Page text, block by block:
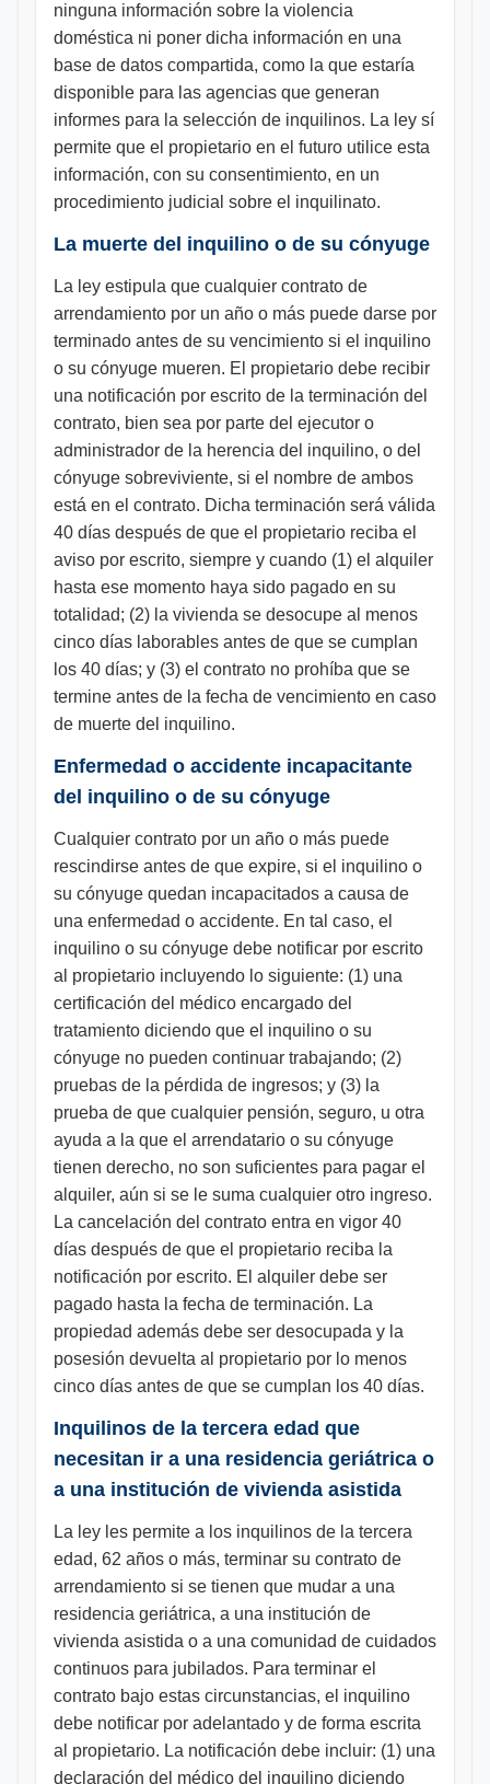
ninguna información sobre la violencia
doméstica ni poner dicha información en una
base de datos compartida, como la que estaría
disponible para las agencias que generan
informes para la selección de inquilinos. La ley sí
permite que el propietario en el futuro utilice esta
información, con su consentimiento, en un
procedimiento judicial sobre el inquilinato.
La muerte del inquilino o de su cónyuge
La ley estipula que cualquier contrato de
arrendamiento por un año o más puede darse por
terminado antes de su vencimiento si el inquilino
o su cónyuge mueren. El propietario debe recibir
una notificación por escrito de la terminación del
contrato, bien sea por parte del ejecutor o
administrador de la herencia del inquilino, o del
cónyuge sobreviviente, si el nombre de ambos
está en el contrato. Dicha terminación será válida
40 días después de que el propietario reciba el
aviso por escrito, siempre y cuando (1) el alquiler
hasta ese momento haya sido pagado en su
totalidad; (2) la vivienda se desocupe al menos
cinco días laborables antes de que se cumplan
los 40 días; y (3) el contrato no prohíba que se
termine antes de la fecha de vencimiento en caso
de muerte del inquilino.
Enfermedad o accidente incapacitante
del inquilino o de su cónyuge
Cualquier contrato por un año o más puede
rescindirse antes de que expire, si el inquilino o
su cónyuge quedan incapacitados a causa de
una enfermedad o accidente. En tal caso, el
inquilino o su cónyuge debe notificar por escrito
al propietario incluyendo lo siguiente: (1) una
certificación del médico encargado del
tratamiento diciendo que el inquilino o su
cónyuge no pueden continuar trabajando; (2)
pruebas de la pérdida de ingresos; y (3) la
prueba de que cualquier pensión, seguro, u otra
ayuda a la que el arrendatario o su cónyuge
tienen derecho, no son suficientes para pagar el
alquiler, aún si se le suma cualquier otro ingreso.
La cancelación del contrato entra en vigor 40
días después de que el propietario reciba la
notificación por escrito. El alquiler debe ser
pagado hasta la fecha de terminación. La
propiedad además debe ser desocupada y la
posesión devuelta al propietario por lo menos
cinco días antes de que se cumplan los 40 días.
Inquilinos de la tercera edad que
necesitan ir a una residencia geriátrica o
a una institución de vivienda asistida
La ley les permite a los inquilinos de la tercera
edad, 62 años o más, terminar su contrato de
arrendamiento si se tienen que mudar a una
residencia geriátrica, a una institución de
vivienda asistida o a una comunidad de cuidados
continuos para jubilados. Para terminar el
contrato bajo estas circunstancias, el inquilino
debe notificar por adelantado y de forma escrita
al propietario. La notificación debe incluir: (1) una
declaración del médico del inquilino diciendo